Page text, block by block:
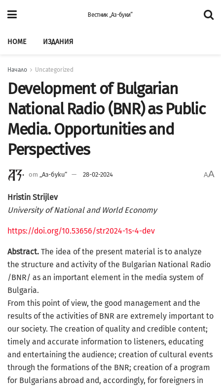
Вестник „Аз-буки”
HOME ИЗДАНИЯ
Начало Uncategorized
Development of Bulgarian
National Radio (BNR) as Public
Media. Opportunities and
Perspectives
от „Аз-буки“ 28-02-2024 AA
Hristin Strijlev
University of National and World Economy
https://doi.org/10.53656/str2024-1s-4-dev
Abstract. The idea of the present material is to analyze
the structure and activity of the Bulgarian National Radio
/BNR/ as an important element in the media system of
Bulgaria.
From this point of view, the good management and the
results of the activities of BNR are extremely important to
our society. The creation of quality and credible content;
timely and accurate information to listeners, educating
and entertaining the audience; creation of cultural events
through the formations of the BNR; creation of a program
for Bulgarians abroad and, accordingly, for foreigners in